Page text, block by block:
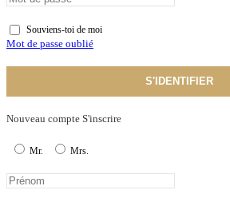
Souviens-toi de moi
Mot de passe oublié
S'IDENTIFIER
Nouveau compte S'inscrire
Mr. Mrs.